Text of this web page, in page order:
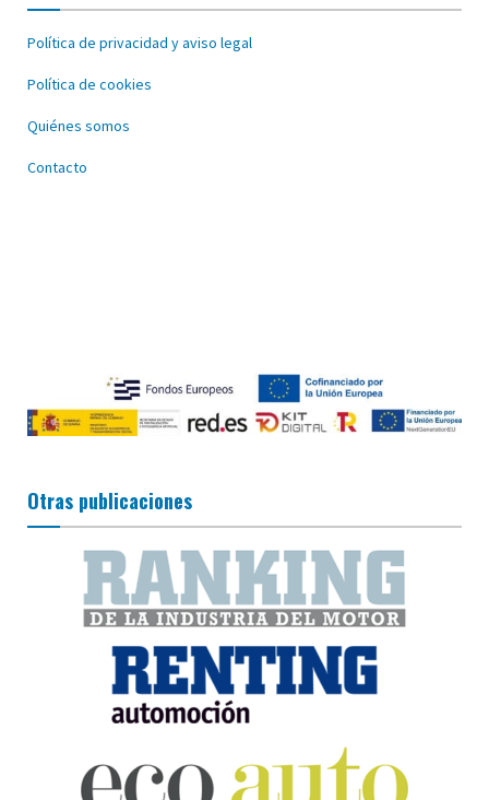
Política de privacidad y aviso legal
Política de cookies
Quiénes somos
Contacto
Otras publicaciones